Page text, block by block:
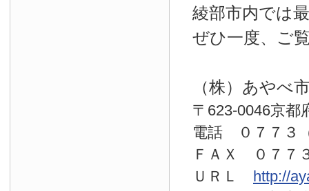
綾部市内では
ぜひ一度、ご
（株）あやべ
〒623-0046京都
電話 ０７７
ＦＡＸ ０７７
ＵＲＬ http://